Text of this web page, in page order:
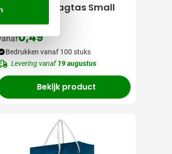
draagtas Small
0,49
Bedrukken vanaf 100 stuks
Levering vanaf19 augustus
Bekijk product